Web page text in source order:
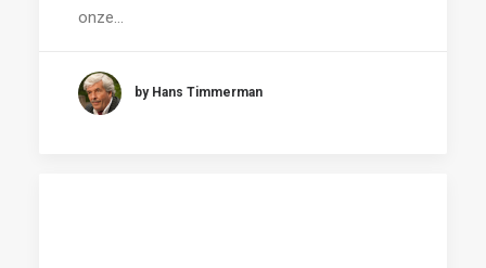
onze…
by Hans Timmerman